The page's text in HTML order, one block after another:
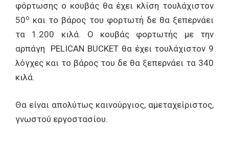
φόρτωσης ο κουβάς θα έχει κλίση τουλάχιστον
50ο και το βάρος του φορτωτή δε θα ξεπερνάει
τα 1.200 κιλά. Ο κουβάς φορτωτής με την
αρπάγη PELICAN BUCKET θα έχει τουλάχιστον 9
λόγχες και το βάρος του δε θα ξεπερνάει τα 340
κιλά.
Θα είναι απολύτως καινούργιος, αμεταχείριστος,
γνωστού εργοστασίου.